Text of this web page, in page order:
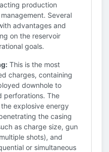
production
Several
advantages and
on the reservoir
goals.
This is the most
charges, containing
downhole to
perforations. The
explosive energy
the casing
as charge size, gun
shots), and
or simultaneous